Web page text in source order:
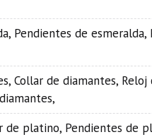
Pendientes de esmeralda,
Collar de diamantes,
diamantes,
platino, Pendientes de